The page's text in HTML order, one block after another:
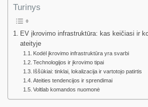
Turinys
EV įkrovimo infrastruktūra: kas keičiasi ir
ateityje
Kodėl įkrovimo infrastruktūra yra svarbi
Technologijos ir įkrovimo tipai
Iššūkiai: tinklai, lokalizacija ir vartotojo patirtis
Ateities tendencijos ir sprendimai
Voltlab komandos nuomonė